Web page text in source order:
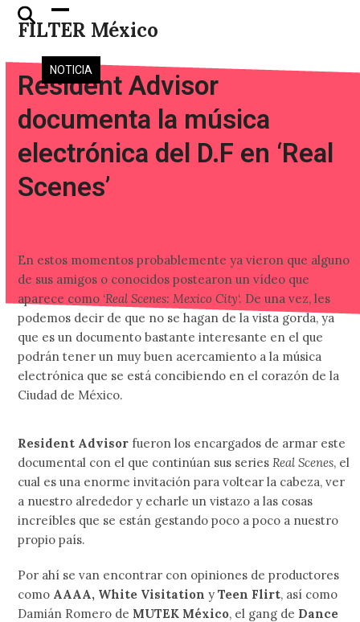
Skip
FILTER México
Open
mobile
menu
Close
mobile
menu
NOTICIA
Resident Advisor
documenta la música
electrónica del D.F en ‘Real
Scenes’
En estos momentos probablemente ya vieron que alguno
de sus amigos o conocidos postearon un vídeo que
aparece como ‘Real Scenes: Mexico City‘. De una vez, les
podemos decir de que no se hagan de la vista gorda, ya
que es un documento bastante interesante en el que
podrán tener un muy buen acercamiento a la música
electrónica que se está concibiendo en el corazón de la
Ciudad de México.
Resident Advisor fueron los encargados de armar este
documental con el que continúan sus series Real Scenes, el
cual es una enorme invitación para voltear la cabeza, ver
a nuestro alrededor y echarle un vistazo a las cosas
increíbles que se están gestando poco a poco a nuestro
propio país.
Por ahí se van encontrar con opiniones de productores
como AAAA, White Visitation y Teen Flirt, así como
Damián Romero de MUTEK México, el gang de Dance